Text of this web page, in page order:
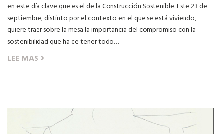
en este día clave que es el de la Construcción Sostenible. Este 23 de
septiembre, distinto por el contexto en el que se está viviendo,
quiere traer sobre la mesa la importancia del compromiso con la
sostenibilidad que ha de tener todo…
LEE MAS ›